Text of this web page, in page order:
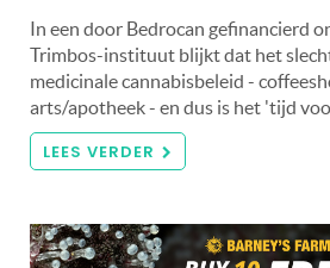
In een door Bedrocan gefinancierd
Trimbos-instituut blijkt dat het
medicinale cannabisbeleid -
arts/apotheek - en dus is het 'tijd
LEES VERDER